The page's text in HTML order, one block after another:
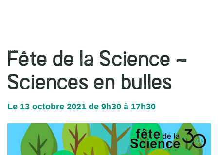
Fête de la Science –
Sciences en bulles
Le 13 octobre 2021 de 9h30 à 17h30